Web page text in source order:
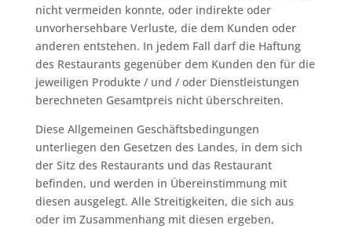
nicht vermeiden konnte, oder indirekte oder
unvorhersehbare Verluste, die dem Kunden oder
anderen entstehen. In jedem Fall darf die Haftung
des Restaurants gegenüber dem Kunden den für die
jeweiligen Produkte / und / oder Dienstleistungen
berechneten Gesamtpreis nicht überschreiten.
Diese Allgemeinen Geschäftsbedingungen
unterliegen den Gesetzen des Landes, in dem sich
der Sitz des Restaurants und das Restaurant
befinden, und werden in Übereinstimmung mit
diesen ausgelegt. Alle Streitigkeiten, die sich aus
oder im Zusammenhang mit diesen ergeben,